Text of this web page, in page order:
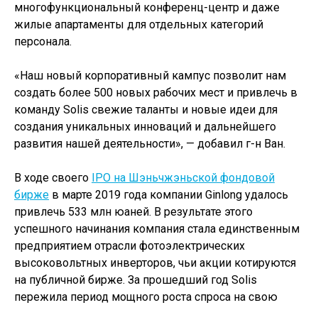
многофункциональный конференц-центр и даже
жилые апартаменты для отдельных категорий
персонала.
«Наш новый корпоративный кампус позволит нам
создать более 500 новых рабочих мест и привлечь в
команду Solis свежие таланты и новые идеи для
создания уникальных инноваций и дальнейшего
развития нашей деятельности», — добавил г-н Ван.
В ходе своего IPO на Шэньчжэньской фондовой
бирже в марте 2019 года компании Ginlong удалось
привлечь 533 млн юаней. В результате этого
успешного начинания компания стала единственным
предприятием отрасли фотоэлектрических
высоковольтных инверторов, чьи акции котируются
на публичной бирже. За прошедший год Solis
пережила период мощного роста спроса на свою